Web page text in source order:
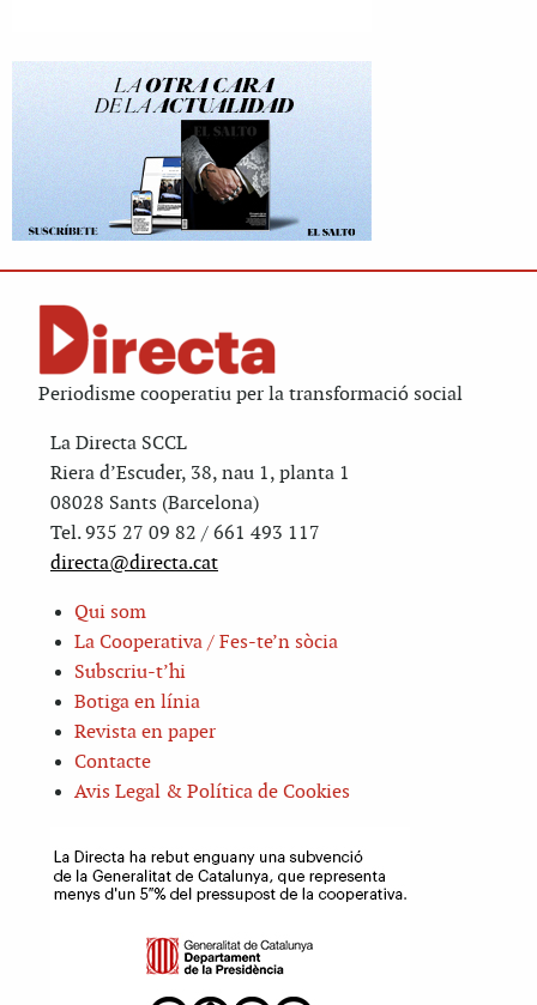
Periodisme cooperatiu per la transformació social
La Directa SCCL
Riera d’Escuder, 38, nau 1, planta 1
08028 Sants (Barcelona)
Tel. 935 27 09 82 / 661 493 117
directa@directa.cat
Qui som
La Cooperativa / Fes-te’n sòcia
Subscriu-t’hi
Botiga en línia
Revista en paper
Contacte
Avis Legal & Política de Cookies